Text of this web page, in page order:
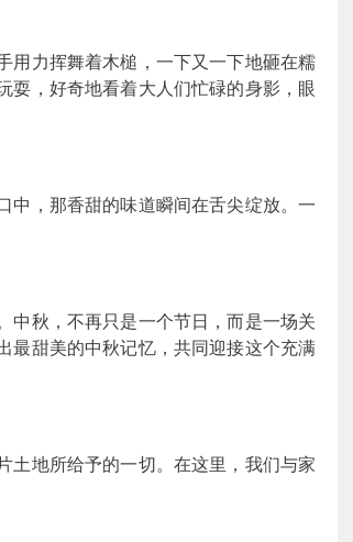
用力挥舞着木槌，一下又一下地砸在糯
耍，好奇地看着大人们忙碌的身影，眼
中，那香甜的味道瞬间在舌尖绽放。一
中秋，不再只是一个节日，而是一场关
最甜美的中秋记忆，共同迎接这个充满
土地所给予的一切。在这里，我们与家